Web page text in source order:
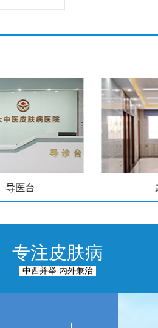
导医台
专注皮肤病
中西并举 内外兼治